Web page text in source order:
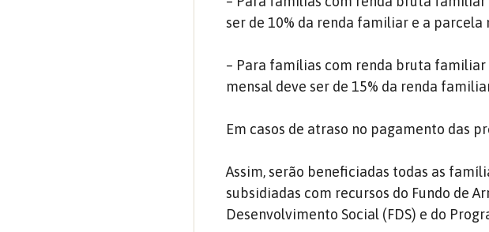
ser de 10% da renda familiar e a parcela
– Para famílias com renda bruta familiar
mensal deve ser de 15% da renda
Em casos de atraso no pagamento das
Assim, serão beneficiadas todas as
subsidiadas com recursos do Fundo de
Desenvolvimento Social (FDS) e do